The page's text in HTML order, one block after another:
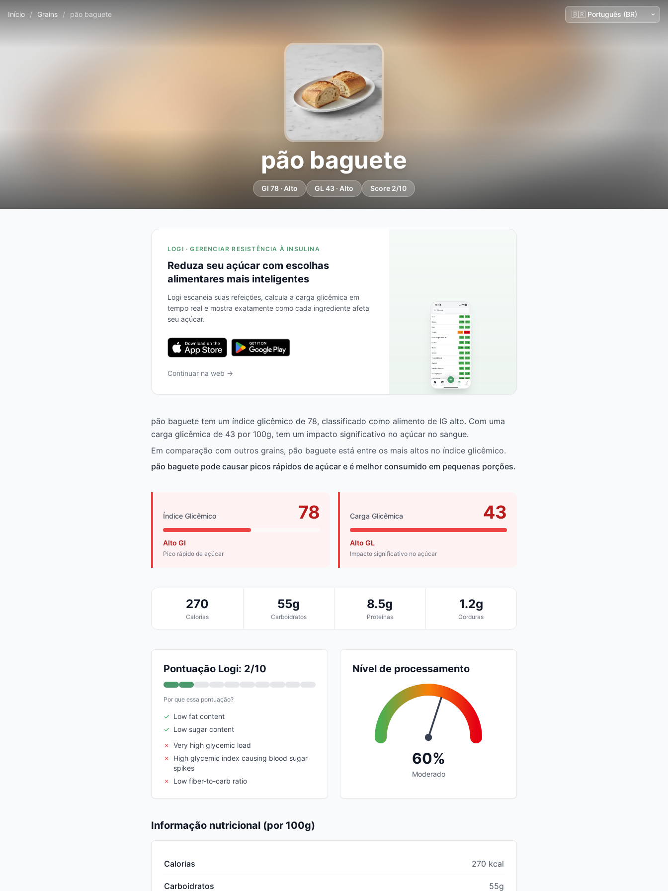
Início / Grains / pão baguete
pão baguete
GI 78 · Alto GL 43 · Alto Score 2/10
LOGI · GERENCIAR RESISTÊNCIA À INSULINA
Reduza seu açúcar com escolhas
alimentares mais inteligentes
Logi escaneia suas refeições, calcula a carga glicêmica em
tempo real e mostra exatamente como cada ingrediente afeta
seu açúcar.
Continuar na web →
pão baguete tem um índice glicêmico de 78, classificado como alimento de IG alto. Com uma
carga glicêmica de 43 por 100g, tem um impacto significativo no açúcar no sangue.
Em comparação com outros grains, pão baguete está entre os mais altos no índice glicêmico.
pão baguete pode causar picos rápidos de açúcar e é melhor consumido em pequenas porções.
Índice Glicêmico 78
Alto GI
Pico rápido de açúcar
Carga Glicêmica 43
Alto GL
Impacto significativo no açúcar
270
Calorias
55g
Carboidratos
8.5g
Proteínas
1.2g
Gorduras
Pontuação Logi: 2/10
Por que essa pontuação?
✓ Low fat content
✓ Low sugar content
✗ Very high glycemic load
✗
High glycemic index causing blood sugar
spikes
✗
Low fiber-to-carb ratio
Nível de processamento
60%
Moderado
Informação nutricional (por 100g)
Calorias 270 kcal
Carboidratos 55g